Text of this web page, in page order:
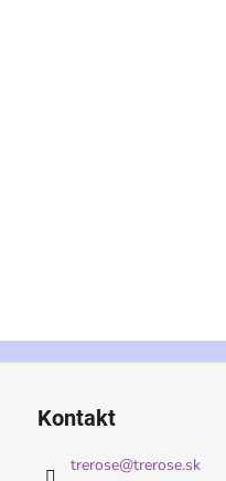
Kontakt
trerose@trerose.sk